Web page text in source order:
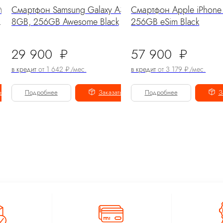
Смартфон Samsung Galaxy A36
8GB, 256GB Awesome Black
29 900 ₽
в кредитот 1 642 ₽/мес.
Подробнее Заказать
Смартфон Apple iPhone
256GB eSim Black
57 900 ₽
в кредит от 3 179 ₽/мес.
Подробнее